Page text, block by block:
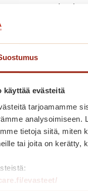
käyttää evästeitä
tarjoamamme
analysoimiseen.
tietoja siitä, miten
tai joita on kerätty,
evasteet/
wcn nousutuet
kyllä, 2kpl